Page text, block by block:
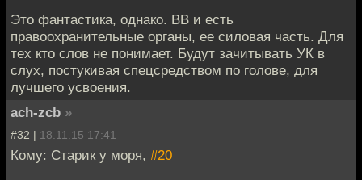
Это фантастика, однако. ВВ и есть
правоохранительные органы, ее силовая часть. Для
тех кто слов не понимает. Будут зачитывать УК в
слух, постукивая спецсредством по голове, для
лучшего усвоения.
ach-zcb »
#32 | 18.11.15 17:41
Кому: Старик у моря, #20